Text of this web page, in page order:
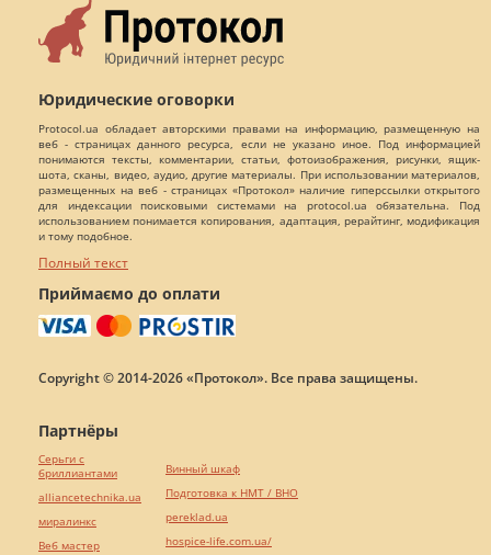
Юридические оговорки
Protocol.ua обладает авторскими правами на информацию, размещенную на
веб - страницах данного ресурса, если не указано иное. Под информацией
понимаются тексты, комментарии, статьи, фотоизображения, рисунки, ящик-
шота, сканы, видео, аудио, другие материалы. При использовании материалов,
размещенных на веб - страницах «Протокол» наличие гиперссылки открытого
для индексации поисковыми системами на protocol.ua обязательна. Под
использованием понимается копирования, адаптация, рерайтинг, модификация
и тому подобное.
Полный текст
Приймаємо до оплати
Copyright © 2014-2026 «Протокол». Все права защищены.
Партнёры
Серьги с
бриллиантами
alliancetechnika.ua
миралинкс
Веб мастер
Винный шкаф
Подготовка к НМТ / ВНО
pereklad.ua
hospice-life.com.ua/